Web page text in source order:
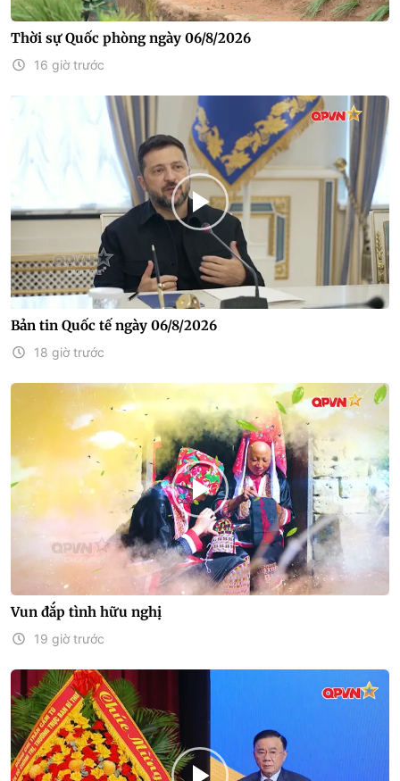
Thời sự Quốc phòng ngày 06/8/2026
16 giờ trước
Bản tin Quốc tế ngày 06/8/2026
18 giờ trước
Vun đắp tình hữu nghị
19 giờ trước